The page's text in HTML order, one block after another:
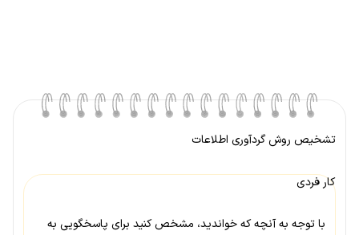
تشخیص روش گردآوری اطلاعات
کار فردی
با توجه به آنچه که خواندید، مشخص کنید برای پاسخگویی به